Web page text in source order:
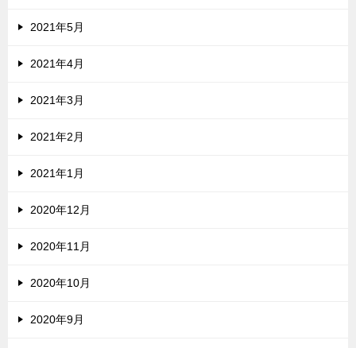
2021年5月
2021年4月
2021年3月
2021年2月
2021年1月
2020年12月
2020年11月
2020年10月
2020年9月